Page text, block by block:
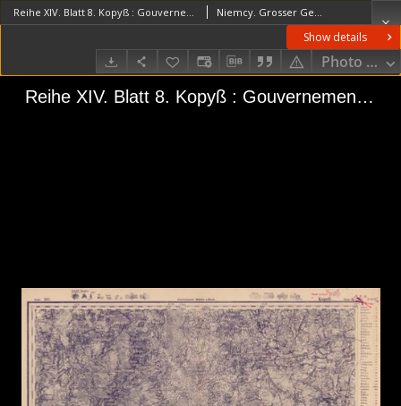
Show details
Photo
Reihe XIV. Blatt 8. Kopyß : Gouvernement Mohilew u. Minsk Niemcy. Grosser Generalstab. Kartographische Abteilung. Redaktor